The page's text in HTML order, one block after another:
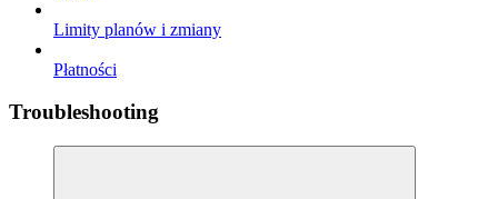
Limity planów i zmiany
Płatności
Troubleshooting